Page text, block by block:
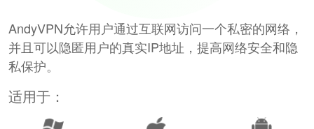
AndyVPN允许用户通过互联网访问一个私密的网络，
并且可以隐匿用户的真实IP地址，提高网络安全和隐
私保护。
适用于：